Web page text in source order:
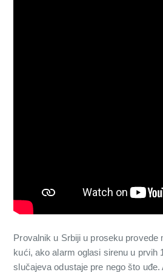
Provalnik u Srbiji u proseku provede
kući, ako alarm oglasi sirenu u prvih
slučajeva odustaje pre nego što